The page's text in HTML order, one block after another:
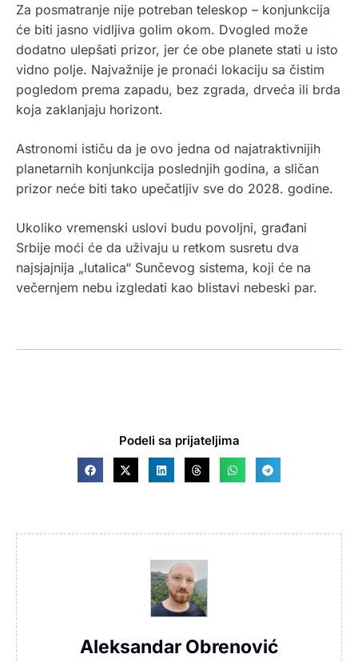
Za posmatranje nije potreban teleskop – konjunkcija
će biti jasno vidljiva golim okom. Dvogled može
dodatno ulepšati prizor, jer će obe planete stati u isto
vidno polje. Najvažnije je pronaći lokaciju sa čistim
pogledom prema zapadu, bez zgrada, drveća ili brda
koja zaklanjaju horizont.
Astronomi ističu da je ovo jedna od najatraktivnijih
planetarnih konjunkcija poslednjih godina, a sličan
prizor neće biti tako upečatljiv sve do 2028. godine.
Ukoliko vremenski uslovi budu povoljni, građani
Srbije moći će da uživaju u retkom susretu dva
najsjajnija „lutalica“ Sunčevog sistema, koji će na
večernjem nebu izgledati kao blistavi nebeski par.
Podeli sa prijateljima
Aleksandar Obrenović